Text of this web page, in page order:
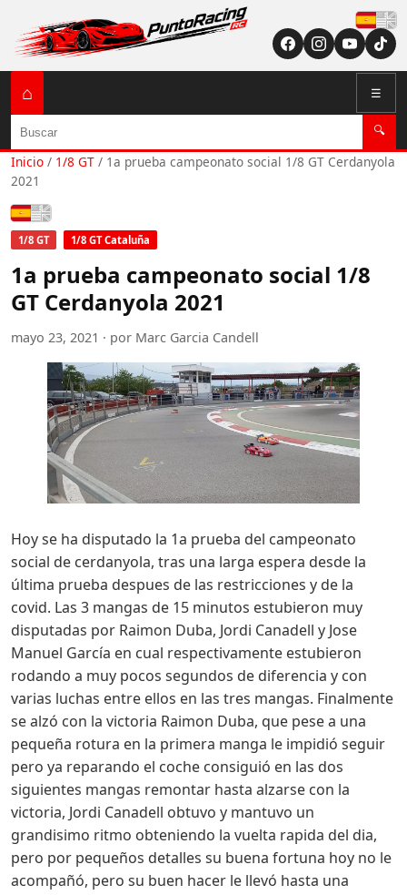
⌂ ☰
Buscar 🔍
Inicio / 1/8 GT / 1a prueba campeonato social 1/8 GT Cerdanyola
2021
Español
1/8 GT 1/8 GT Cataluña
1a prueba campeonato social 1/8
GT Cerdanyola 2021
mayo 23, 2021 · por Marc Garcia Candell
Hoy se ha disputado la 1a prueba del campeonato
social de cerdanyola, tras una larga espera desde la
última prueba despues de las restricciones y de la
covid. Las 3 mangas de 15 minutos estubieron muy
disputadas por Raimon Duba, Jordi Canadell y Jose
Manuel García en cual respectivamente estubieron
rodando a muy pocos segundos de diferencia y con
varias luchas entre ellos en las tres mangas. Finalmente
se alzó con la victoria Raimon Duba, que pese a una
pequeña rotura en la primera manga le impidió seguir
pero ya reparando el coche consiguió en las dos
siguientes mangas remontar hasta alzarse con la
victoria, Jordi Canadell obtuvo y mantuvo un
grandisimo ritmo obteniendo la vuelta rapida del dia,
pero por pequeños detalles su buena fortuna hoy no le
acompañó, pero su buen hacer le llevó hasta una